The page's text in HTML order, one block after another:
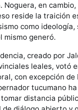
Noguera, en
reside la traición
como ideología,
mismo generó.
creado por
leales, votó
con excepción de
tucumano
distancia